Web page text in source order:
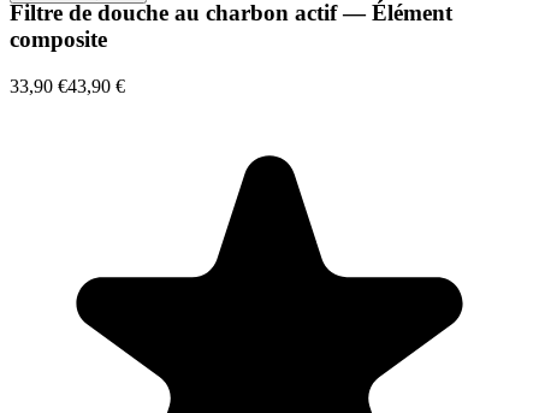
Filtre de douche au charbon actif — Élément
composite
33,90 €43,90 €